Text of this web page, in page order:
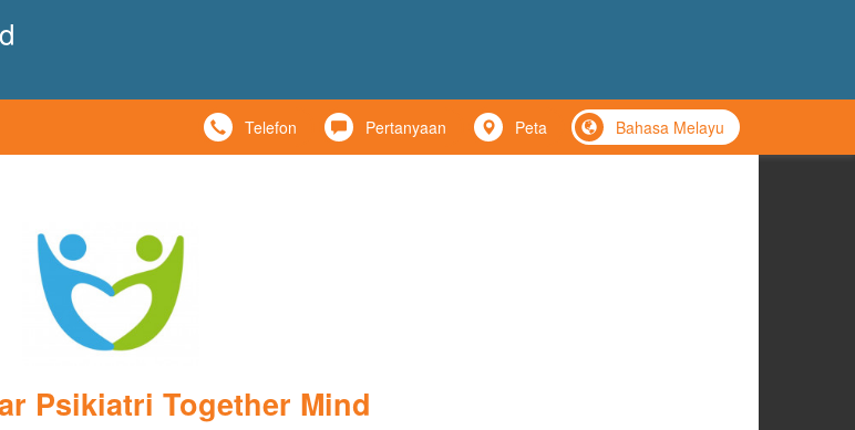
Telefon Pertanyaan Peta Bahasa Melayu
Psikiatri Together Mind